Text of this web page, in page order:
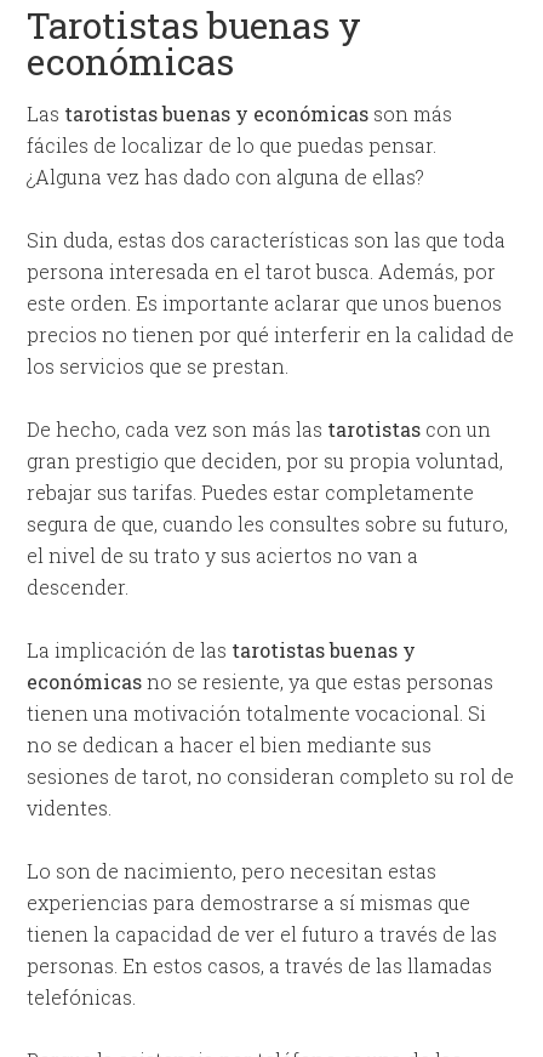
Tarotistas buenas y
económicas
Las tarotistas buenas y económicas son más
fáciles de localizar de lo que puedas pensar.
¿Alguna vez has dado con alguna de ellas?
Sin duda, estas dos características son las que toda
persona interesada en el tarot busca. Además, por
este orden. Es importante aclarar que unos buenos
precios no tienen por qué interferir en la calidad de
los servicios que se prestan.
De hecho, cada vez son más las tarotistas con un
gran prestigio que deciden, por su propia voluntad,
rebajar sus tarifas. Puedes estar completamente
segura de que, cuando les consultes sobre su futuro,
el nivel de su trato y sus aciertos no van a
descender.
La implicación de las tarotistas buenas y
económicasno se resiente, ya que estas personas
tienen una motivación totalmente vocacional. Si
no se dedican a hacer el bien mediante sus
sesiones de tarot, no consideran completo su rol de
videntes.
Lo son de nacimiento, pero necesitan estas
experiencias para demostrarse a sí mismas que
tienen la capacidad de ver el futuro a través de las
personas. En estos casos, a través de las llamadas
telefónicas.